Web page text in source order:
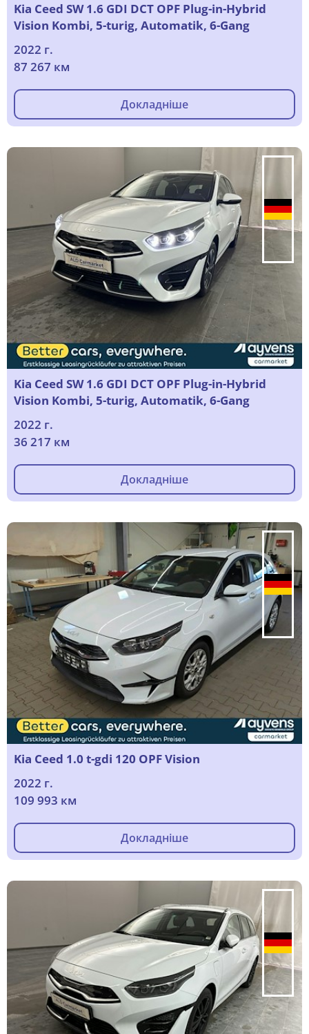
Kia Ceed SW 1.6 GDI DCT OPF Plug-in-Hybrid
Vision Kombi, 5-turig, Automatik, 6-Gang
2022 г.
87 267 км
Докладніше
Kia Ceed SW 1.6 GDI DCT OPF Plug-in-Hybrid
Vision Kombi, 5-turig, Automatik, 6-Gang
2022 г.
36 217 км
Докладніше
Kia Ceed 1.0 t-gdi 120 OPF Vision
2022 г.
109 993 км
Докладніше